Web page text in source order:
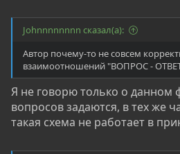
обнаружения уязвимостей.
повторить?". Можно
без подробной инструкции,
заморачиватся.
Как стать пентестером:
подход к карьере в ИБ​
Сначала, перед тем, как у тебя
Johnnnnnnnn сказал(а):
Автор почему-то не совсем
взаимоотношений "ВОПРОС -
Я не говорю только о
вопросов задаются, в тех же
такая схема не работает в